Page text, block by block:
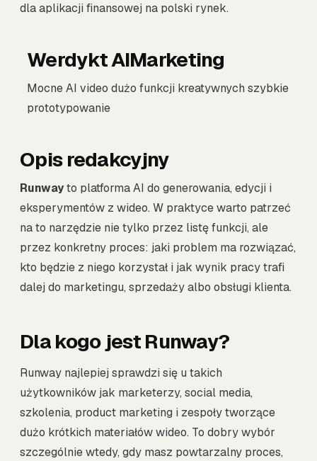
dla aplikacji finansowej na polski rynek.
Werdykt AIMarketing
Mocne AI video dużo funkcji kreatywnych szybkie
prototypowanie
Opis redakcyjny
Runwayto platforma AI do generowania, edycji i
eksperymentów z wideo. W praktyce warto patrzeć
na to narzędzie nie tylko przez listę funkcji, ale
przez konkretny proces: jaki problem ma rozwiązać,
kto będzie z niego korzystał i jak wynik pracy trafi
dalej do marketingu, sprzedaży albo obsługi klienta.
Dla kogo jest Runway?
Runway najlepiej sprawdzi się u takich
użytkowników jak marketerzy, social media,
szkolenia, product marketing i zespoły tworzące
dużo krótkich materiałów wideo. To dobry wybór
szczególnie wtedy, gdy masz powtarzalny proces,